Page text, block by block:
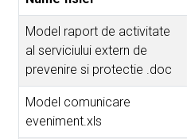
Model raport de activitate
al serviciului extern de
prevenire si protectie .doc
Model comunicare
eveniment.xls